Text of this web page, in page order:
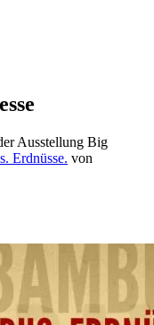
Ausstellung Big
Erdnüsse. von